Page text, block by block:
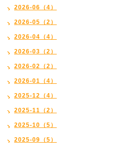
2026-06（4）
2026-05（2）
2026-04（4）
2026-03（2）
2026-02（2）
2026-01（4）
2025-12（4）
2025-11（2）
2025-10（5）
2025-09（5）